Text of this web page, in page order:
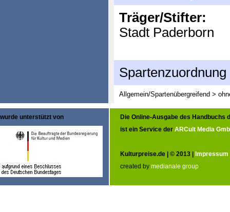
Träger/Stifter:
Stadt Paderborn
Spartenzuordnung
Allgemein/Spartenübergreifend >
wurde unterstützt von
Die Online-Ausgabe des Handbuchs
ist ein Service der ARCult Media
Kulturpreise.de | © 2013 | Impressum
created by medianale group